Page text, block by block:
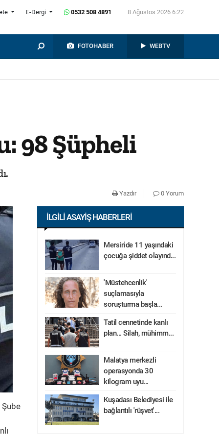
E-Dergi 0532 508 4891 8 Ağustos 2026 6:22
FOTOHABER WEBTV
98 Şüpheli
Yazdır 0 Yorum
İLGILI ASAYIŞ HABERLERI
Mersin'de 11 yaşındaki
çocuğa şiddet olayınd...
'Müstehcenlik'
suçlamasıyla
soruşturma başla...
Tatil cennetinde kanlı
plan... Silah, mühimm...
Malatya merkezli
operasyonda 30
kilogram uyu...
Kuşadası Belediyesi ile
bağlantılı 'rüşvet'...